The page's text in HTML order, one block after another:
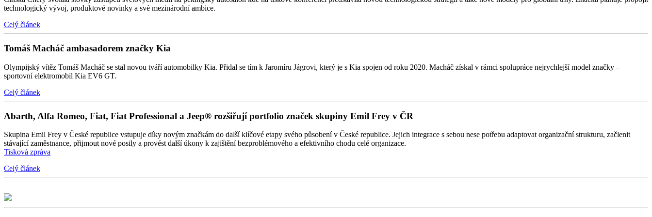
technologický vývoj, produktové novinky a své mezinárodní ambice.
Celý článek
Tomáš Macháč ambasadorem značky Kia
Olympijský vítěz Tomáš Macháč se stal novou tváří automobilky Kia. Přidal se tím k Jaromíru Jágrovi, který je s Kia spojen od roku 2020. Macháč získal v rámci spolupráce nejrychlejší model značky –
sportovní elektromobil Kia EV6 GT.
Celý článek
Abarth, Alfa Romeo, Fiat, Fiat Professional a Jeep® rozšiřují portfolio značek skupiny Emil Frey v ČR
Skupina Emil Frey v České republice vstupuje díky novým značkám do další klíčové etapy svého působení v České republice. Jejich integrace s sebou nese potřebu adaptovat organizační strukturu, začlenit
stávající zaměstnance, přijmout nové posily a provést další úkony k zajištění bezproblémového a efektivního chodu celé organizace.
Tisková zpráva
Celý článek